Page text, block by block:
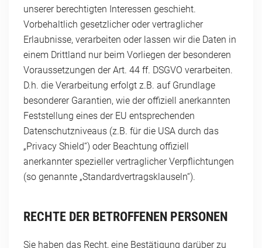
unserer berechtigten Interessen geschieht.
Vorbehaltlich gesetzlicher oder vertraglicher
Erlaubnisse, verarbeiten oder lassen wir die Daten in
einem Drittland nur beim Vorliegen der besonderen
Voraussetzungen der Art. 44 ff. DSGVO verarbeiten.
D.h. die Verarbeitung erfolgt z.B. auf Grundlage
besonderer Garantien, wie der offiziell anerkannten
Feststellung eines der EU entsprechenden
Datenschutzniveaus (z.B. für die USA durch das
„Privacy Shield“) oder Beachtung offiziell
anerkannter spezieller vertraglicher Verpflichtungen
(so genannte „Standardvertragsklauseln“).
RECHTE DER BETROFFENEN PERSONEN
Sie haben das Recht, eine Bestätigung darüber zu